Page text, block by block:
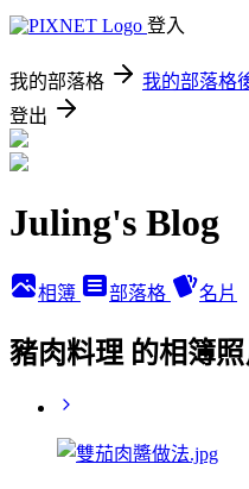
登入
我的部落格 我的部落格
登出
Juling's Blog
相簿 部落格 名片
豬肉料理 的相簿照